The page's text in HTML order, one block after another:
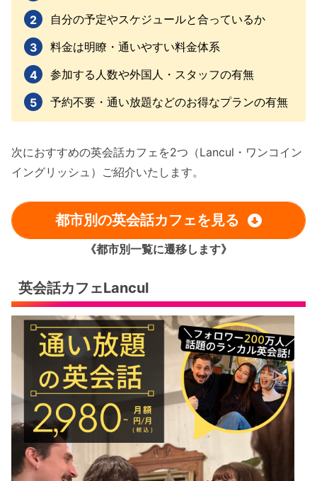
自分の予定やスケジュールと合っているか
料金は明瞭・通いやすい料金体系
参加する人数や外国人・スタッフの有無
予約不要・通い放題などのお得なプランの有無
次におすすめの英会話カフェを2つ（Lancul・ワンコイン
イングリッシュ）ご紹介いたします。
都市別の英会話カフェを見る
《都市別一覧に遷移します》
英会話カフェLancul